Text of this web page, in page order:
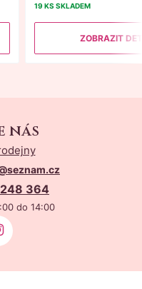
19 KS SKLADEM
ZOBRAZIT
nás
364
do 14:00